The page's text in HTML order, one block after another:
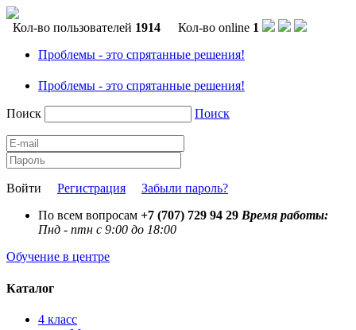
Кол-во пользователей 1914 Кол-во online 1
Проблемы - это спрятанные решения!
Проблемы - это спрятанные решения!
Поиск Поиск
Войти Регистрация
Забыли пароль?
По всем вопросам +7 (707) 729 94 29 Время работы:
Пнд - птн с 9:00 до 18:00
Обучение в центре
Каталог
4 класс